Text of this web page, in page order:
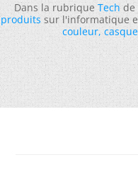
Dans la rubriqueTechde
produitssur l'informatique
couleur,